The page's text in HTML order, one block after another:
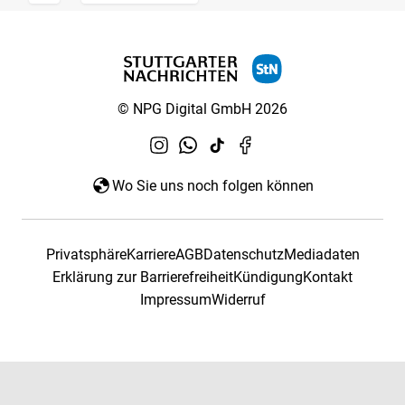
© NPG Digital GmbH 2026
Wo Sie uns noch folgen können
PrivatsphäreKarriereAGBDatenschutzMediadaten
Erklärung zur BarrierefreiheitKündigungKontakt
ImpressumWiderruf